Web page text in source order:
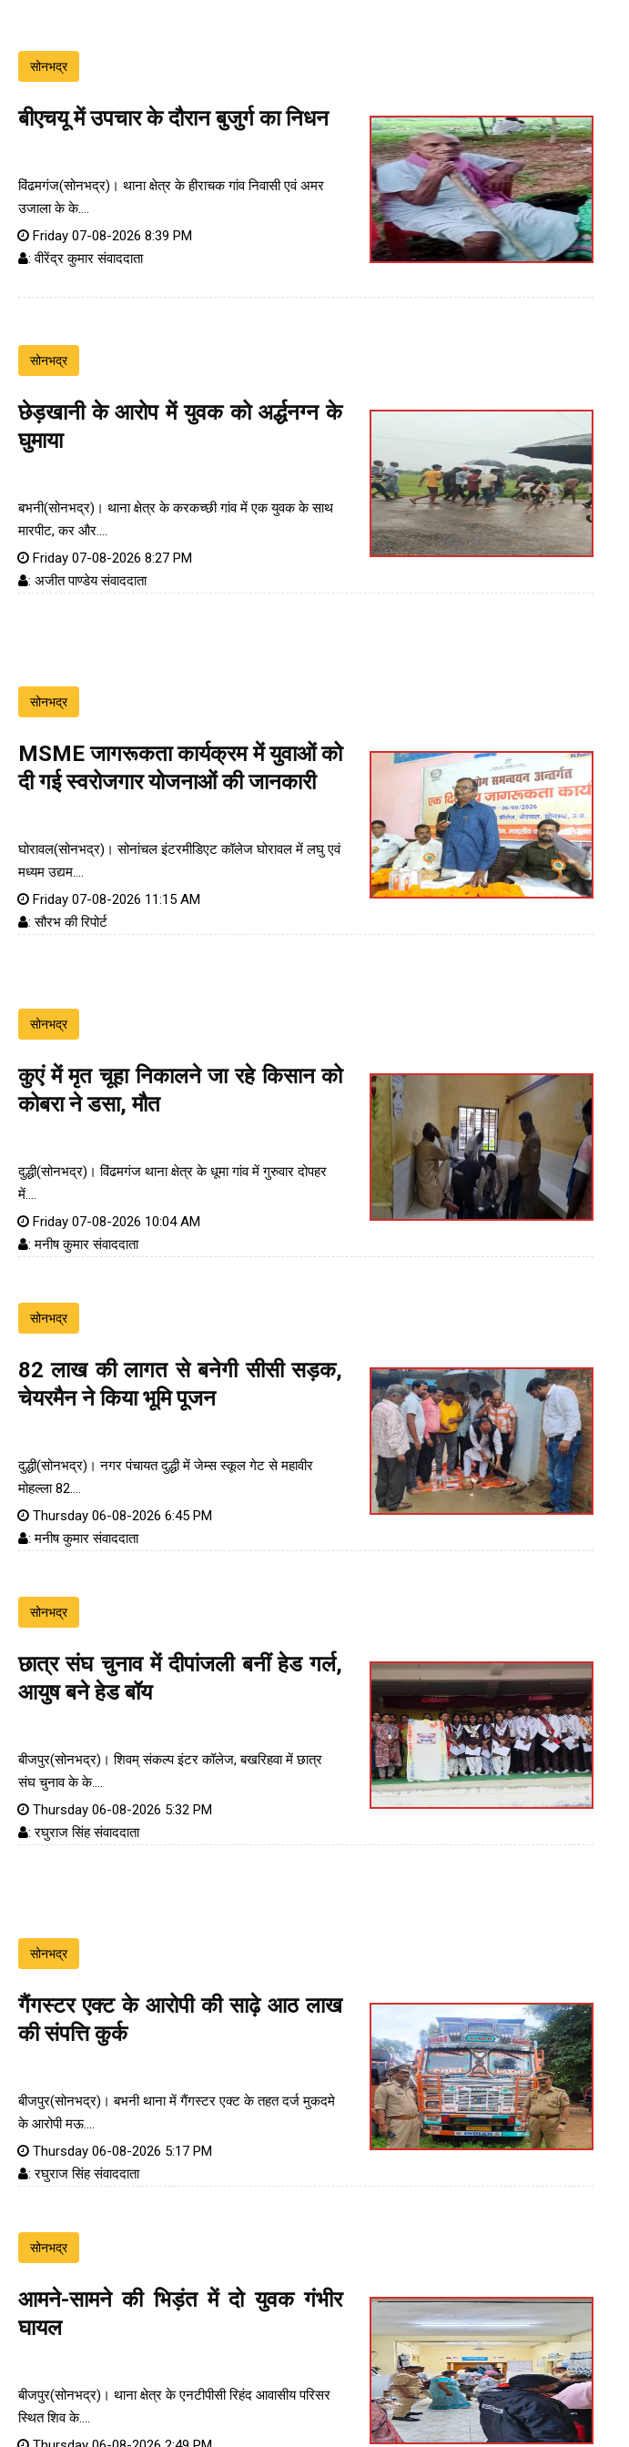
सोनभद्र
बीएचयू में उपचार के दौरान बुजुर्ग का निधन
विंढमगंज(सोनभद्र)। थाना क्षेत्र के हीराचक गांव निवासी एवं अमर
उजाला के के....
Friday 07-08-2026 8:39 PM
: वीरेंद्र कुमार संवाददाता
सोनभद्र
छेड़खानी के आरोप में युवक को अर्द्धनग्न के
घुमाया
बभनी(सोनभद्र)। थाना क्षेत्र के करकच्छी गांव में एक युवक के साथ
मारपीट, कर और....
Friday 07-08-2026 8:27 PM
: अजीत पाण्डेय संवाददाता
सोनभद्र
MSME जागरूकता कार्यक्रम में युवाओं को
दी गई स्वरोजगार योजनाओं की जानकारी
घोरावल(सोनभद्र)। सोनांचल इंटरमीडिएट कॉलेज घोरावल में लघु एवं
मध्यम उद्यम....
Friday 07-08-2026 11:15 AM
: सौरभ की रिपोर्ट
सोनभद्र
कुएं में मृत चूहा निकालने जा रहे किसान को
कोबरा ने डसा, मौत
दुद्धी(सोनभद्र)। विंढमगंज थाना क्षेत्र के धूमा गांव में गुरुवार दोपहर
में....
Friday 07-08-2026 10:04 AM
: मनीष कुमार संवाददाता
सोनभद्र
82 लाख की लागत से बनेगी सीसी सड़क,
चेयरमैन ने किया भूमि पूजन
दुद्धी(सोनभद्र)। नगर पंचायत दुद्धी में जेम्स स्कूल गेट से महावीर
मोहल्ला 82....
Thursday 06-08-2026 6:45 PM
: मनीष कुमार संवाददाता
सोनभद्र
छात्र संघ चुनाव में दीपांजली बनीं हेड गर्ल,
आयुष बने हेड बॉय
बीजपुर(सोनभद्र)। शिवम् संकल्प इंटर कॉलेज, बखरिहवा में छात्र
संघ चुनाव के के....
Thursday 06-08-2026 5:32 PM
: रघुराज सिंह संवाददाता
सोनभद्र
गैंगस्टर एक्ट के आरोपी की साढ़े आठ लाख
की संपत्ति कुर्क
बीजपुर(सोनभद्र)। बभनी थाना में गैंगस्टर एक्ट के तहत दर्ज मुकदमे
के आरोपी मऊ....
Thursday 06-08-2026 5:17 PM
: रघुराज सिंह संवाददाता
सोनभद्र
आमने-सामने की भिड़ंत में दो युवक गंभीर
घायल
बीजपुर(सोनभद्र)। थाना क्षेत्र के एनटीपीसी रिहंद आवासीय परिसर
स्थित शिव के....